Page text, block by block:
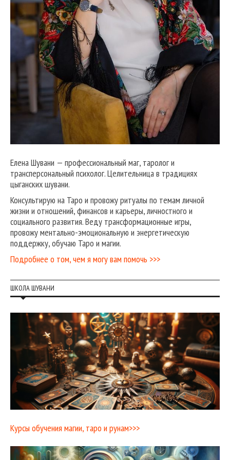
Елена Шувани — профессиональный маг, таролог и
трансперсональный психолог. Целительница в традициях
цыганских шувани.
Консультирую на Таро и провожу ритуалы по темам личной
жизни и отношений, финансов и карьеры, личностного и
социального развития. Веду трансформационные игры,
провожу ментально-эмоциональную и энергетическую
поддержку, обучаю Таро и магии.
Подробнее о том, чем я могу вам помочь >>>
ШКОЛА ШУВАНИ
Курсы обучения магии, таро и рунам>>>